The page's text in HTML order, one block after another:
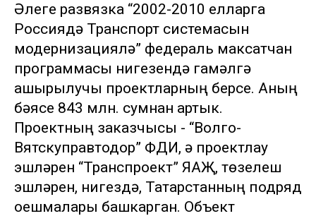
Әлеге развязка “2002-2010 елларга
Россиядә Транспорт системасын
модернизацияләү” федераль максатчан
программасы нигезендә гамәлгә
ашырылучы проектларның берсе. Аның
бәясе 843 млн. сумнан артык.
Проектның заказчысы - “Волго-
Вятскуправтодор” ФДИ, ә проектлау
эшләрен “Транспроект” ЯАҖ, төзелеш
эшләрен, нигездә, Татарстанның подряд
оешмалары башкарган. Объект